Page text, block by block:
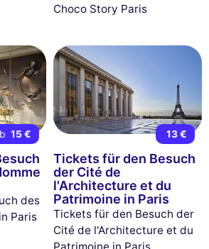
Choco Story Paris
15 €
des
Paris
13 €
Tickets für den Besuch
der Cité de
l'Architecture et du
Patrimoine in Paris
Tickets für den Besuch der
Cité de l'Architecture et du